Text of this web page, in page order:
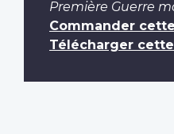
Première Guerre
Commander
Télécharger